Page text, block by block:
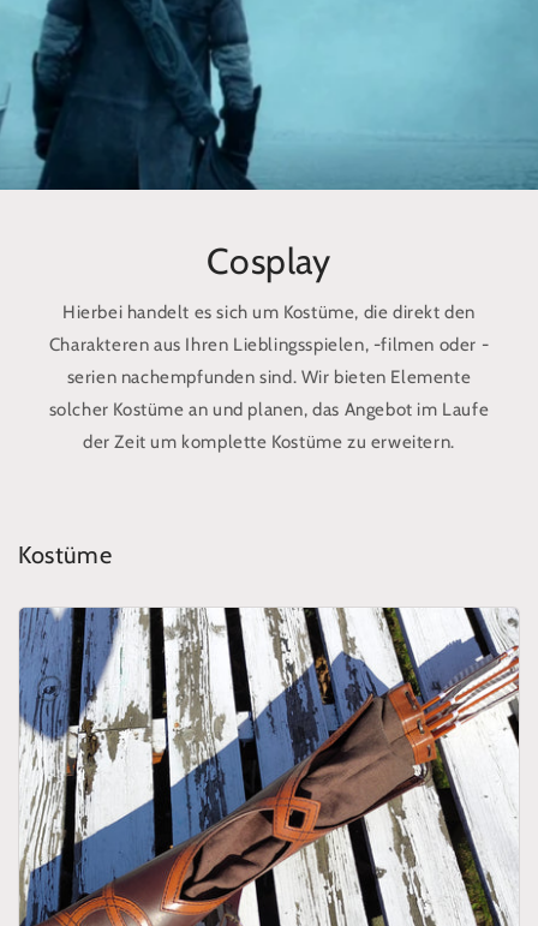
Cosplay
Hierbei handelt es sich um Kostüme, die direkt den
Charakteren aus Ihren Lieblingsspielen, -filmen oder -
serien nachempfunden sind. Wir bieten Elemente
solcher Kostüme an und planen, das Angebot im Laufe
der Zeit um komplette Kostüme zu erweitern.
Kostüme